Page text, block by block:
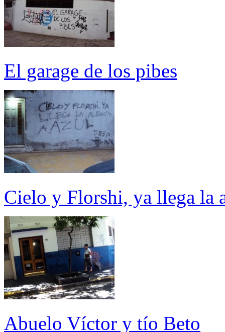
El garage de los pibes
Cielo y Florshi, ya llega la
Abuelo Víctor y tío Beto